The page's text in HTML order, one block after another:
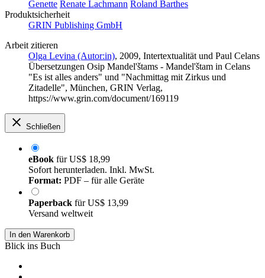
Genette Renate Lachmann Roland Barthes
Produktsicherheit
GRIN Publishing GmbH
Arbeit zitieren
Olga Levina (Autor:in), 2009, Intertextualität und Paul Celans
Übersetzungen Osip Mandel'štams - Mandel'štam in Celans
"Es ist alles anders" und "Nachmittag mit Zirkus und
Zitadelle", München, GRIN Verlag,
https://www.grin.com/document/169119
Schließen
eBook fürUS$ 18,99
Sofort herunterladen. Inkl. MwSt.
Format: PDF – für alle Geräte
Paperback fürUS$ 13,99
Versand weltweit
In den Warenkorb
Blick ins Buch